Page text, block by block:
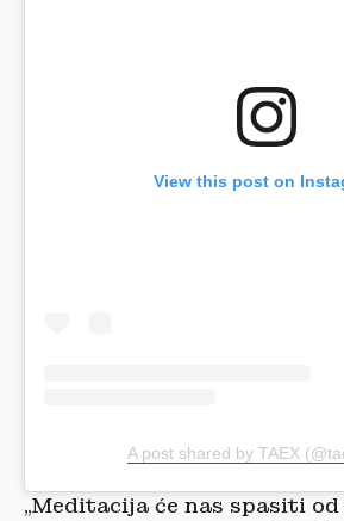
View this post on
A post shared by TAEX
„Meditacija će nas spasiti